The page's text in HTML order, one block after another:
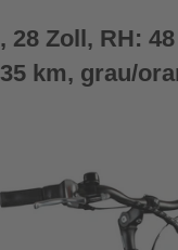
28 Zoll, RH:
km, grau/